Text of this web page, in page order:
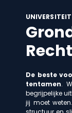
Recht
De beste
tentamen.
begrijpelijke
jij moet